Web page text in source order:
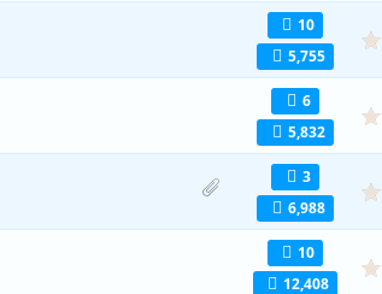
10
5,755
6
5,832
3
6,988
10
12,408